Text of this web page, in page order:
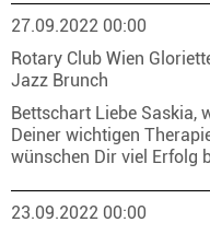
27.09.2022 00:00
Rotary Club Wien
Jazz Brunch
Bettschart Liebe Saskia,
Deiner wichtigen
wünschen Dir viel Erfolg
23.09.2022 00:00